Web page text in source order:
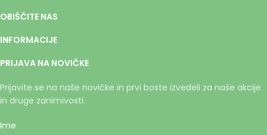
OBIŠČITE NAS
INFORMACIJE
PRIJAVA NA NOVIČKE
Prijavite se na naše novičke in prvi boste izvedeli za naše akcije
in druge zanimivosti.
Ime